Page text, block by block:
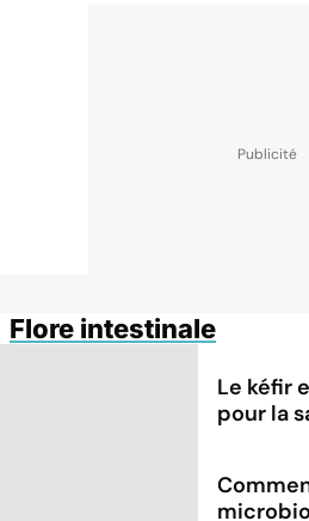
Flore intestinale
Le kéfir
pour la